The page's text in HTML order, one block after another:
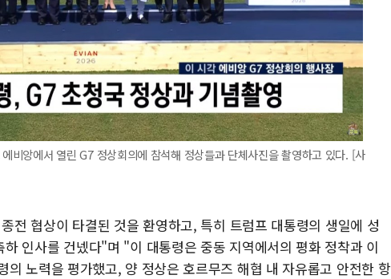
비앙에서 열린 G7 정상회의에 참석해 정상들과 단체사진을 촬영하고 있다. [사
전 협상이 타결된 것을 환영하고, 특히 트럼프 대통령의 생일에 성
인사를 건넸다"며 "이 대통령은 중동 지역에서의 평화 정착과 이
의 노력을 평가했고, 양 정상은 호르무즈 해협 내 자유롭고 안전한 항